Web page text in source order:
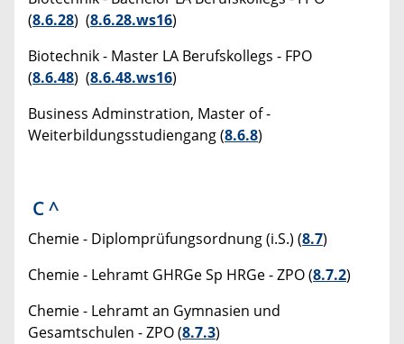
(8.6.28) (8.6.28.ws16)
Biotechnik - Master LA Berufskollegs - FPO
(8.6.48) (8.6.48.ws16)
Business Adminstration, Master of -
Weiterbildungsstudiengang (8.6.8)
C^
Chemie - Diplomprüfungsordnung (i.S.) (8.7)
Chemie - Lehramt GHRGe Sp HRGe - ZPO (8.7.2)
Chemie - Lehramt an Gymnasien und
Gesamtschulen - ZPO (8.7.3)